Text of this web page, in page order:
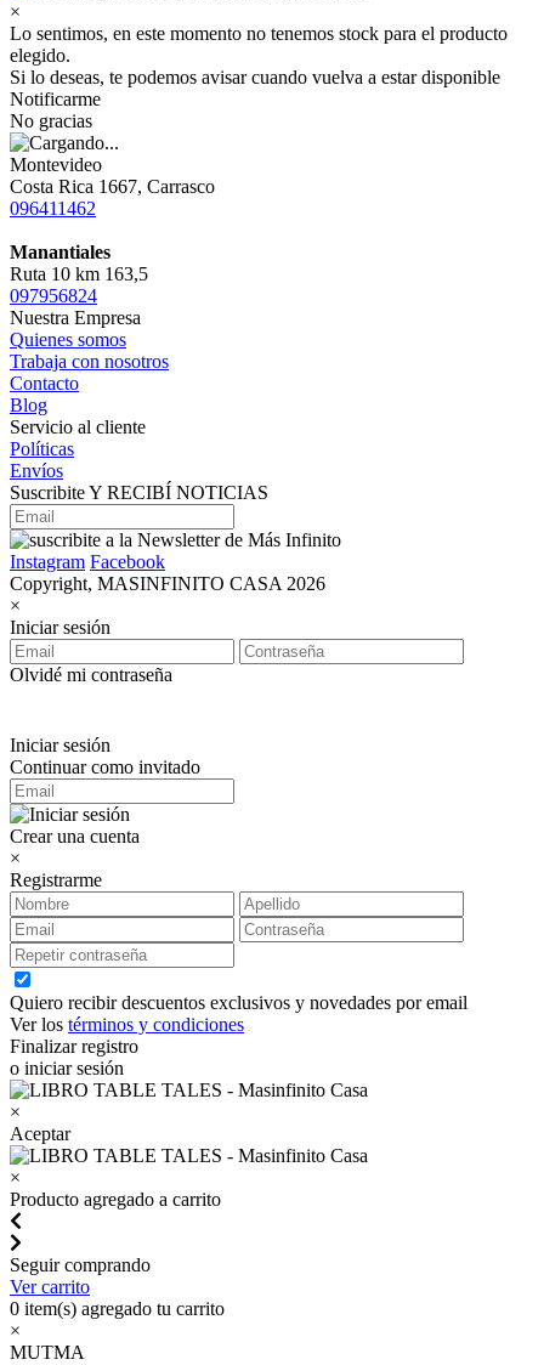
×
Lo sentimos, en este momento no tenemos stock para el producto
elegido.
Si lo deseas, te podemos avisar cuando vuelva a estar disponible
Notificarme
No gracias
Montevideo
Costa Rica 1667, Carrasco
096411462
Manantiales
Ruta 10 km 163,5
097956824
Nuestra Empresa
Quienes somos
Trabaja con nosotros
Contacto
Blog
Servicio al cliente
Políticas
Envíos
Suscribite Y RECIBÍ NOTICIAS
Instagram Facebook
Copyright, MASINFINITO CASA 2026
×
Iniciar sesión
Olvidé mi contraseña
Iniciar sesión
Continuar como invitado
Crear una cuenta
×
Registrarme
Quiero recibir descuentos exclusivos y novedades por email
Ver los términos y condiciones
Finalizar registro
o iniciar sesión
×
Aceptar
×
Producto agregado a carrito
Seguir comprando
Ver carrito
0 item(s) agregado tu carrito
×
MUTMA